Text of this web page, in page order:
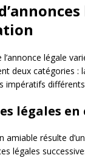
l’annonce légale
deux catégories :
impératifs
légales
amiable résulte
légales